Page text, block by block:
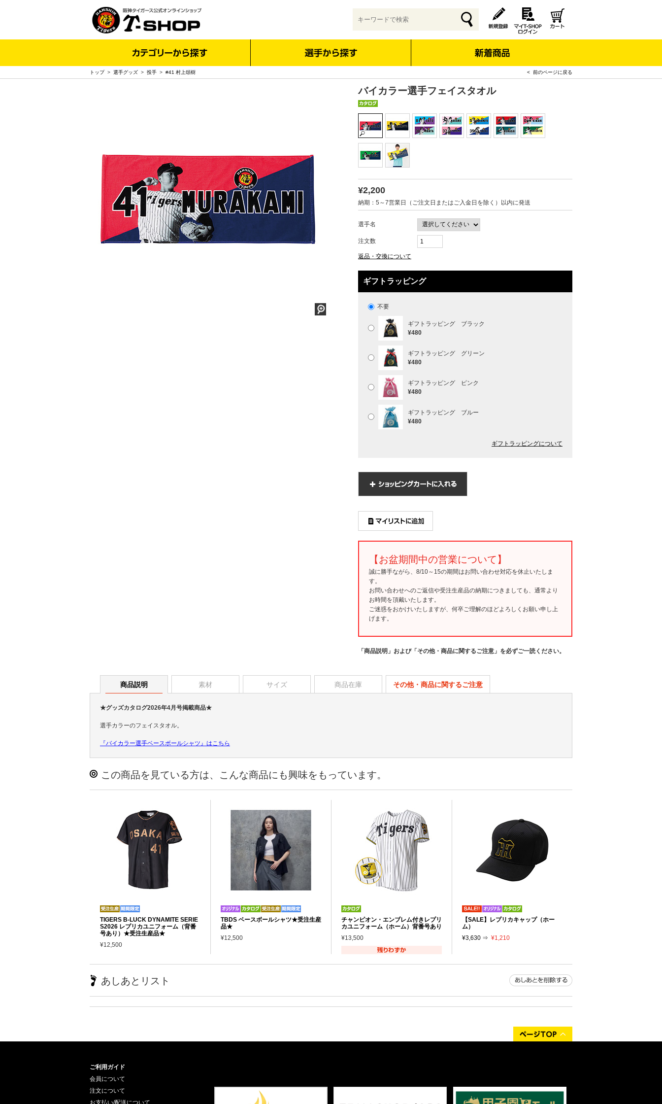
トップ> 選手グッズ > 投手 > #41 村上頌樹 < 前のページに戻る
バイカラー選手フェイスタオル
¥2,200
納期：5～7営業日（ご注文日またはご入金日を除く）以内に発送
選手名
注文数
返品・交換について
ギフトラッピング
不要
ギフトラッピング ブラック
¥480
ギフトラッピング グリーン
¥480
ギフトラッピング ピンク
¥480
ギフトラッピング ブルー
¥480
ギフトラッピングについて
【お盆期間中の営業について】
誠に勝手ながら、8/10～15の期間はお問い合わせ対応を休止いたしま
す。
お問い合わせへのご返信や受注生産品の納期につきましても、通常より
お時間を頂戴いたします。
ご迷惑をおかけいたしますが、何卒ご理解のほどよろしくお願い申し上
げます。
「商品説明」および「その他・商品に関するご注意」を必ずご一読ください。
商品説明 素材 サイズ 商品在庫 その他・商品に関するご注意
★グッズカタログ2026年4月号掲載商品★
選手カラーのフェイスタオル。
『バイカラー選手ベースボールシャツ』はこちら
この商品を見ている方は、こんな商品にも興味をもっています。
TIGERS B-LUCK DYNAMITE SERIE
S2026 レプリカユニフォーム（背番
号あり）★受注生産品★
¥12,500
TBDS ベースボールシャツ★受注生産
品★
¥12,500
チャンピオン・エンブレム付きレプリ
カユニフォーム（ホーム）背番号あり
¥13,500
【SALE】レプリカキャップ（ホー
ム）
¥3,630 ⇒ ¥1,210
あしあとリスト
ご利用ガイド
会員について
注文について
お支払い/配送について